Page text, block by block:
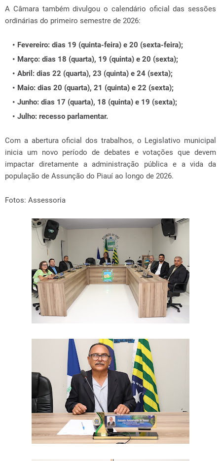
A Câmara também divulgou o calendário oficial das sessões
ordinárias do primeiro semestre de 2026:
Fevereiro: dias 19 (quinta-feira) e 20 (sexta-feira);
Março: dias 18 (quarta), 19 (quinta) e 20 (sexta);
Abril: dias 22 (quarta), 23 (quinta) e 24 (sexta);
Maio: dias 20 (quarta), 21 (quinta) e 22 (sexta);
Junho: dias 17 (quarta), 18 (quinta) e 19 (sexta);
Julho: recesso parlamentar.
Com a abertura oficial dos trabalhos, o Legislativo municipal
inicia um novo período de debates e votações que devem
impactar diretamente a administração pública e a vida da
população de Assunção do Piauí ao longo de 2026.
Fotos: Assessoria